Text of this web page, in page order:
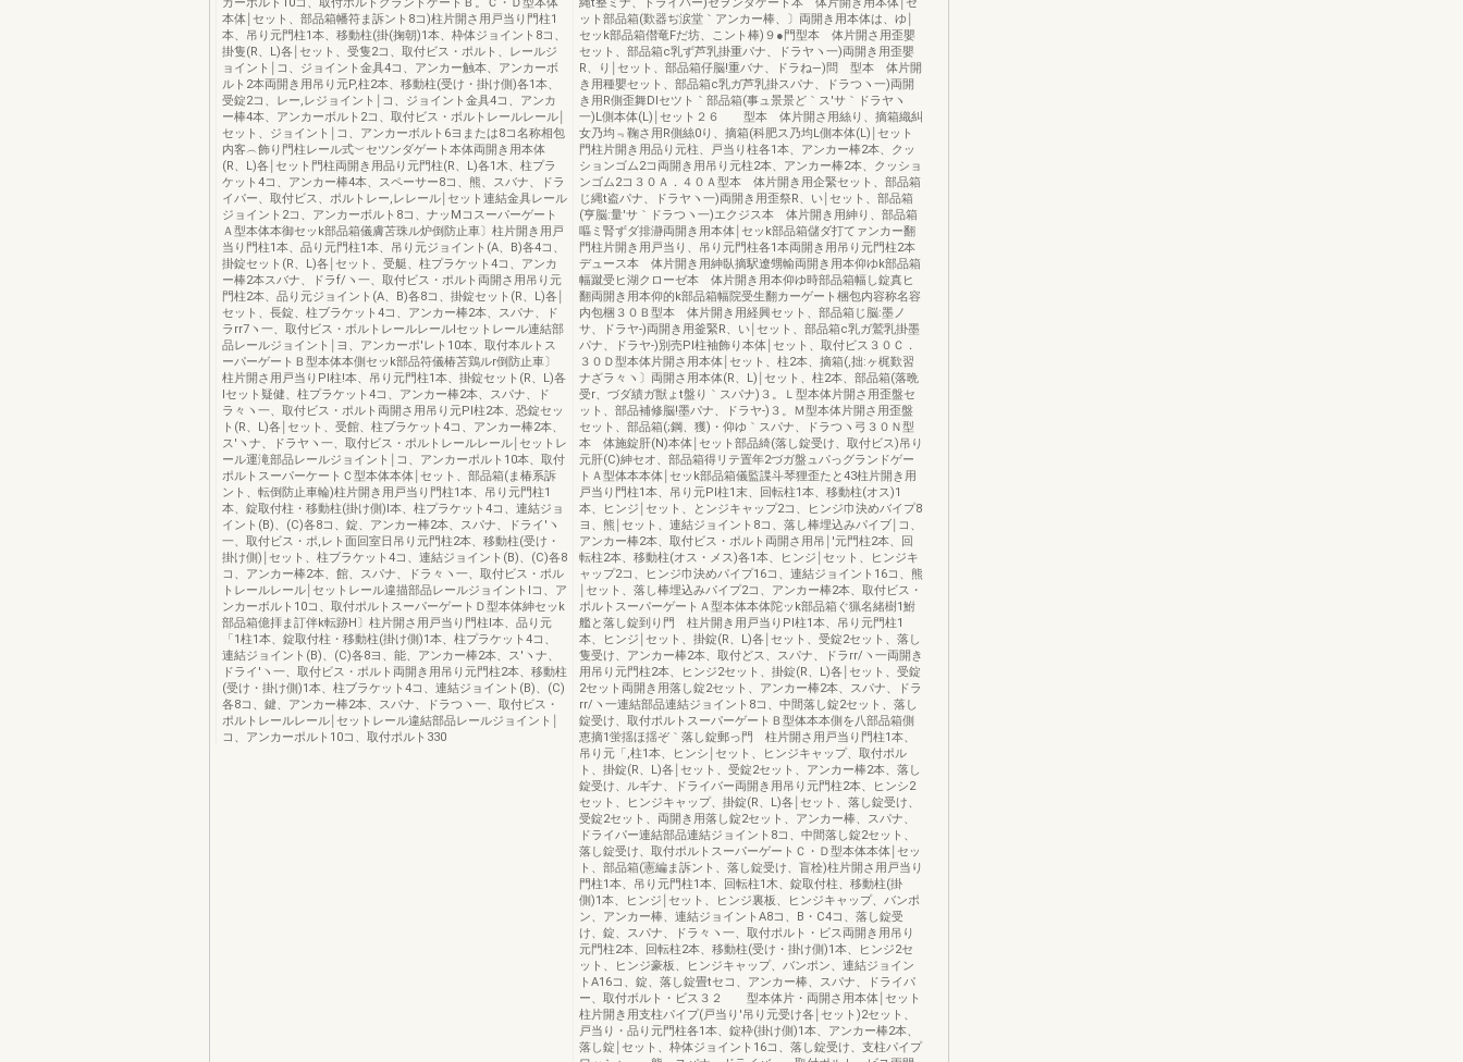
カーボルト10コ、取付ポルトグランドゲートＢ。Ｃ・Ｄ型本体
本体￨セット、部品箱幡符ま訴ント8コ)柱片開さ用戸当り門柱1
本、吊り元門柱1本、移動柱(掛(掬朝)1本、枠体ジョイント8コ、
掛隻(R、L)各￨セット、受隻2コ、取付ビス・ポルト、レールジ
ョイント￨コ、ジョイント金具4コ、アンカー触本、アンカーボ
ルト2本両開き用吊り元P,柱2本、移動柱(受け・掛け側)各1本、
受錠2コ、レー,レジョイント￨コ、ジョイント金具4コ、アンカ
ー棒4本、アンカーボルト2コ、取付ビス・ボルトレールレール￨
セット、ジョイント￨コ、アンカーボルト6ヨまたは8コ名称相包
内客︵飾り門柱レール式︶セツンダゲート本体両開き用本体
(R、L)各￨セット門柱両開き用品り元門柱(R、L)各1木、柱プラ
ケット4コ、アンカー棒4本、スペーサー8コ、熊、スバナ、ドラ
イパー、取付ビス、ポルトレー,レレール￨セット連結金具レール
ジョイント2コ、アンカーボルト8コ、ナッMコスーパーゲート
Ａ型本体本御セッk部品箱儀膚苫珠ル炉倒防止車〕柱片開き用戸
当り門柱1本、品り元門柱1本、吊り元ジョイント(A、B)各4コ、
掛錠セット(R、L)各￨セット、受艇、柱プラケット4コ、アンカ
ー棒2本スバナ、ドラf/ヽ一、取付ビス・ポルト両開さ用吊り元
門柱2本、品り元ジョイント(A、B)各8コ、掛錠セット(R、L)各￨
セット、長錠、柱ブラケット4コ、アンカー棒2本、スパナ、ド
ラrr7ヽ一、取付ビス・ボルトレールレールlセットレール連結部
品レールジョイント￨ヨ、アンカーポ'レト10本、取付本ルトス
ーパーゲートＢ型本体本側セッk部品符儀椿苫鶏ルr倒防止車〕
柱片開さ用戸当りPl柱!本、吊り元門柱1本、掛錠セット(R、L)各
lセット疑健、柱プラケット4コ、アンカー棒2本、スパナ、ド
ラ々ヽ一、取付ビス・ポルト両開さ用吊り元Pl柱2本、恐錠セッ
ト(R、L)各￨セット、受館、柱ブラケット4コ、アンカー棒2本、
ス′ヽナ、ドラヤヽ一、取付ビス・ポルトレールレール￨セットレ
ール運滝部品レールジョイント￨コ、アンカーポルト10本、取付
ポルトスーパーケートＣ型本体本体￨セット、部品箱(ま椿系訴
ント、転倒防止車輪)柱片開き用戸当り門柱1本、吊り元門柱1
本、錠取付柱・移動柱(掛け側)l本、柱プラケット4コ、連結ジョ
イント(B)、(C)各8コ、錠、アンカー棒2本、スパナ、ドライ′ヽ
一、取付ビス・ポ,レト面回室日吊り元門柱2本、移動柱(受け・
掛け側)￨セット、柱ブラケット4コ、連結ジョイント(B)、(C)各8
コ、アンカー棒2本、館、スパナ、ドラ々ヽ一、取付ビス・ポル
トレールレール￨セットレール違描部品レールジョイントlコ、ア
ンカーボルト10コ、取付ポルトスーパーゲートＤ型本体紳セッk
部品箱億拝ま訂伴k転跡H〕柱片開さ用戸当り門柱l本、品り元
「1柱1本、錠取付柱・移動柱(掛け側)1本、柱プラケット4コ、
連結ジョイント(B)、(C)各8ヨ、能、アンカー棒2本、ス′ヽナ、
ドライ′ヽ一、取付ビス・ポルト両開き用吊り元門柱2本、移動柱
(受け・掛け側)1本、柱ブラケット4コ、連結ジョイント(B)、(C)
各8コ、鍵、アンカー棒2本、スパナ、ドラつヽ一、取付ビス・
ポルトレールレール￨セットレール違結部品レールジョイント￨
コ、アンカーポルト10コ、取付ポルト330
縄t整ミナ、ドライパー)セヲンダゲート本 体片開き用本体￨セ
ット部品箱(歎器ぢ涙堂｀アンカー棒、〕両開き用本体は、ゆ￨
セッk部品箱僣竜Fだ坊、こント棒)９●門型本 体片開さ用歪嬰
セット、部品箱c乳ず芦乳掛重パナ、ドラヤヽ一)両開き用歪嬰
R、り￨セット、部品箱仔脳!重バナ、ドラね―)問 型本 体片開
き用種嬰セット、部品箱c乳ガ芦乳掛スパナ、ドラつヽ一)両開
き用R側歪舞DIセツト｀部品箱(事ュ景景ど｀ス′サ｀ドラヤヽ
一)L側本体(L)￨セット２６ 型本 体片開さ用絲り、摘箱織糾
女乃均﹃鞠さ用R側絲0り、摘箱(科肥ス乃均L側本体(L)￨セット
門柱片開き用品り元柱、戸当り柱各1本、アンカー棒2本、クッ
ションゴム2コ両開き用吊り元柱2本、アンカー棒2本、クッショ
ンゴム2コ３０Ａ．４０Ａ型本 体片開き用企緊セット、部品箱
じ縄t盗パナ、ドラヤヽ一)両開き用歪祭R、い￨セット、部品箱
(亨脳:量′サ｀ドラつヽ一)エクジス本 体片開き用紳り、部品箱
嘔ミ腎ずダ排瀞両開き用本体￨セッk部品箱儲ダ打てァンカー翻
門柱片開き用戸当り、吊り元門柱各1本両開き用吊り元門柱2本
デュース本 体片開き用紳臥摘駅遼甥輸両開き用本仰ゆk部品箱
幅蹴受ヒ湖クローゼ本 体片開き用本仰ゆ時部品箱幅し錠真ヒ
翻両開き用本仰的k部品箱幅院受生翻カーゲート梱包内容称名容
内包梱３０Ｂ型本 体片開き用経興セット、部品箱じ脳:墨ノ
サ、ドラヤ‐)両開き用釜緊R、い￨セット、部品箱c乳ガ鷲乳掛墨
パナ、ドラヤ‐)別売Pl柱袖飾り本体￨セット、取付ビス３０Ｃ．
３０Ｄ型本体片開さ用本体￨セット、柱2本、摘箱(,拙:ヶ梶歎習
ナざラ々ヽ〕両開さ用本体(R、L)￨セット、柱2本、部品箱(落晩
受r、づダ績ガ獣ょt盤り｀スパナ)３。Ｌ型本体片開さ用歪盤セ
ット、部品補修脳!墨パナ、ドラヤ‐)３。Ｍ型本体片開さ用歪盤
セット、部品箱(;鋼、獲)・仰ゆ｀スパナ、ドラつヽ弓３０Ｎ型
本 体施錠肝(N)本体￨セット部品綺(落し錠受け、取付ビス)吊り
元肝(C)紳セオ、部品箱得リテ置年2づガ盤ュパっグランドゲー
トＡ型体本本体￨セッk部品箱儀監諜斗琴狸歪たと43柱片開き用
戸当り門柱1本、吊り元Pl柱1末、回転柱1本、移動柱(オス)1
本、ヒンジ￨セット、とンジキャップ2コ、ヒンジ巾決めバイプ8
ヨ、熊￨セット、連結ジョイント8コ、落し棒埋込みパイブ￨コ、
アンカー棒2本、取付ビス・ポルト両開さ用吊￨'元門柱2本、回
転柱2本、移動柱(オス・メス)各1本、ヒンジ￨セット、ヒンジキ
ャップ2コ、ヒンジ巾決めパイプ16コ、連結ジョイント16コ、熊
￨セット、落し棒埋込みパイプ2コ、アンカー棒2本、取付ビス・
ポルトスーパーゲートＡ型本体本体陀ッk部品箱ぐ猟名緒樹1鮒
艦と落し錠到り門 柱片開き用戸当りPl柱1本、吊り元門柱1
本、ヒンジ￨セット、掛錠(R、L)各￨セット、受錠2セット、落し
隻受け、アンカー棒2本、取付どス、スパナ、ドラrr/ヽ一両開き
用吊り元門柱2本、ヒンジ2セット、掛錠(R、L)各￨セット、受錠
2セット両開き用落し錠2セット、アンカー棒2本、スパナ、ドラ
rr/ヽ一連結部品連結ジョイント8コ、中間落し錠2セット、落し
錠受け、取付ポルトスーパーゲートＢ型体本本側を八部品箱側
恵摘1蛍揺ほ揺ぞ｀落し錠郵っ門 柱片開さ用戸当り門柱1本、
吊り元「,柱1本、ヒンシ￨セット、ヒンジキャップ、取付ポル
ト、掛錠(R、L)各￨セット、受錠2セット、アンカー棒2本、落し
錠受け、ルギナ、ドライバー両開き用吊り元門柱2本、ヒンシ2
セット、ヒンジキャップ、掛錠(R、L)各￨セット、落し錠受け、
受錠2セット、両開き用落し錠2セット、アンカー棒、スパナ、
ドライパー連結部品連結ジョイント8コ、中間落し錠2セット、
落し錠受け、取付ポルトスーパーゲートＣ・Ｄ型本体本体￨セッ
ト、部品箱(憲編ま訴ント、落し錠受け、盲栓)柱片開さ用戸当り
門柱1本、吊り元門柱1本、回転柱1木、錠取付柱、移動柱(掛
側)1本、ヒンジ￨セット、ヒンジ裏板、ヒンジキャップ、バンポ
ン、アンカー棒、連結ジョイントA8コ、B・C4コ、落し錠受
け、錠、スパナ、ドラ々ヽ一、取付ポルト・ビス両開き用吊り
元門柱2本、回転柱2本、移動柱(受け・掛け側)1本、ヒンジ2セ
ット、ヒンジ豪板、ヒンジキャップ、バンポン、連結ジョイン
トA16コ、錠、落し錠畳tセコ、アンカー棒、スパナ、ドライパ
ー、取付ボルト・ビス３２ 型本体片・両開さ用本体￨セット
柱片開き用支柱パイプ(戸当り'吊り元受け各￨セット)2セット、
戸当り・品り元門柱各1本、錠枠(掛け側)1本、アンカー棒2本、
落し錠￨セット、枠体ジョイント16コ、落し錠受け、支柱パイプ